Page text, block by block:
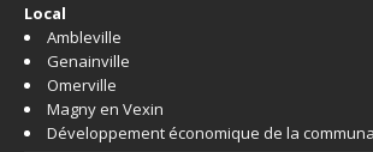
Local
Ambleville
Genainville
Omerville
Magny en Vexin
Développement économique de la